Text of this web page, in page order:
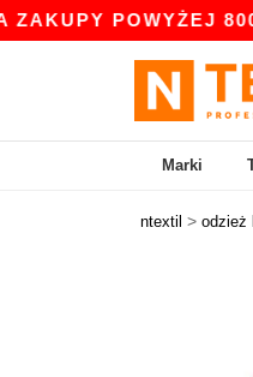
800 ZŁ Z
Marki
ntextil > odzież